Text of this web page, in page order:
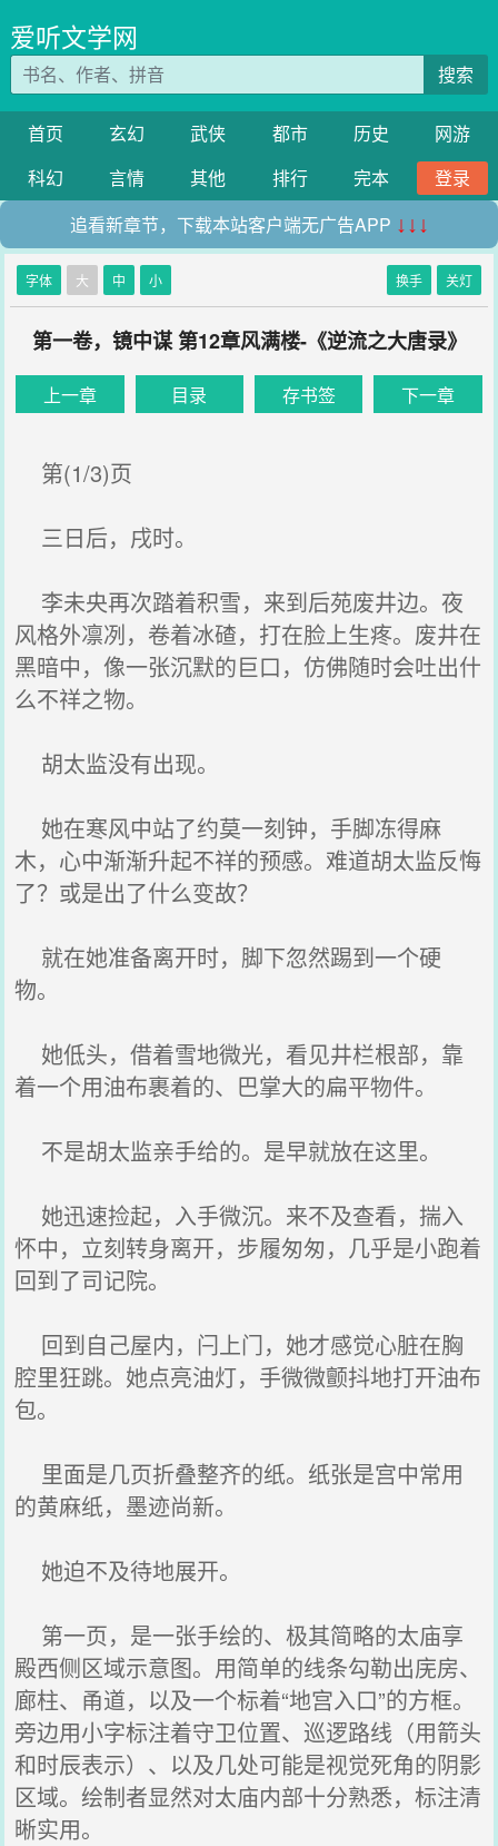
爱听文学网
搜索
首页 玄幻 武侠 都市 历史
网游
科幻
言情 其他 排行 完本
登录
追看新章节，下载本站客户端无广告APP ↓↓↓
字体 大 中 小 换手 关灯
第一卷，镜中谋 第12章风满楼-《逆流之大唐录》
上一章 目录 存书签 下一章
第(1/3)页
三日后，戌时。
李未央再次踏着积雪，来到后苑废井边。夜
风格外凛冽，卷着冰碴，打在脸上生疼。废井在
黑暗中，像一张沉默的巨口，仿佛随时会吐出什
么不祥之物。
胡太监没有出现。
她在寒风中站了约莫一刻钟，手脚冻得麻
木，心中渐渐升起不祥的预感。难道胡太监反悔
了？或是出了什么变故？
就在她准备离开时，脚下忽然踢到一个硬
物。
她低头，借着雪地微光，看见井栏根部，靠
着一个用油布裹着的、巴掌大的扁平物件。
不是胡太监亲手给的。是早就放在这里。
她迅速捡起，入手微沉。来不及查看，揣入
怀中，立刻转身离开，步履匆匆，几乎是小跑着
回到了司记院。
回到自己屋内，闩上门，她才感觉心脏在胸
腔里狂跳。她点亮油灯，手微微颤抖地打开油布
包。
里面是几页折叠整齐的纸。纸张是宫中常用
的黄麻纸，墨迹尚新。
她迫不及待地展开。
第一页，是一张手绘的、极其简略的太庙享
殿西侧区域示意图。用简单的线条勾勒出庑房、
廊柱、甬道，以及一个标着“地宫入口”的方框。
旁边用小字标注着守卫位置、巡逻路线（用箭头
和时辰表示）、以及几处可能是视觉死角的阴影
区域。绘制者显然对太庙内部十分熟悉，标注清
晰实用。